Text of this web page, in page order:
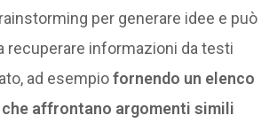
per generare idee e può
recuperare informazioni da testi
ad esempiofornendo un elenco
affrontano argomenti simili